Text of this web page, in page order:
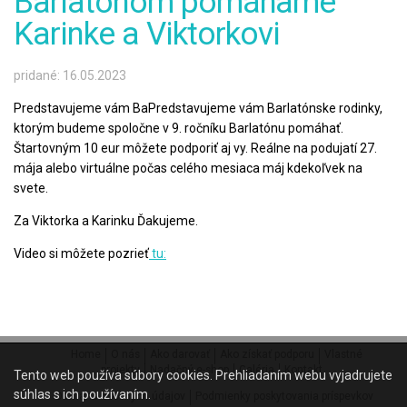
Karinke a Viktorkovi
pridané: 16.05.2023
Predstavujeme vám BaPredstavujeme vám Barlatónske rodinky,
ktorým budeme spoločne v 9. ročníku Barlatónu pomáhať.
Štartovným 10 eur môžete podporiť aj vy. Reálne na podujatí 27.
mája alebo virtuálne počas celého mesiaca máj kdekoľvek na
svete.
Za Viktorka a Karinku Ďakujeme.
Video si môžete pozrieťtu:
Tento web používa súbory cookies. Prehliadaním webu vyjadrujete
súhlas s ich používaním.
projekty
Nadačný e-shop Galéria Kontakt
Ochrana osobných údajov